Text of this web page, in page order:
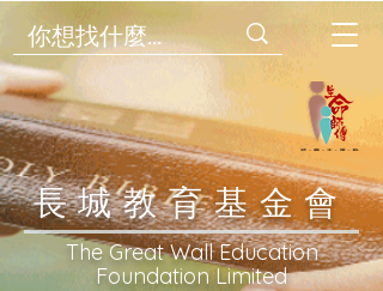
​長城教育基金會
​The Great Wall Education
Foundation Limited